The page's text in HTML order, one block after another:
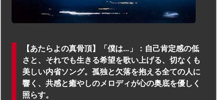
【あたらよの真骨頂】「僕は…」：自己肯定感の低
さと、それでも生きる希望を歌い上げる、切なくも
美しい内省ソング。孤独と欠落を抱える全ての人に
響く、共感と癒やしのメロディが心の奥底を優しく
照らす。